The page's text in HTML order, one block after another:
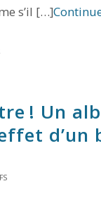
s’il […]
! Un
d’un